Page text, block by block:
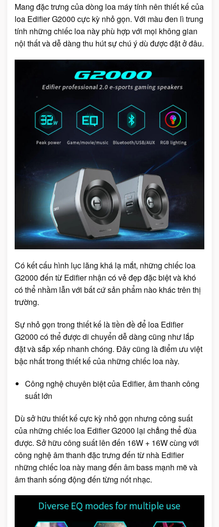
Mang đặc trưng của dòng loa máy tính nên thiết kế của
loa Edifier G2000 cực kỳ nhỏ gọn. Với màu đen lì trung
tính những chiếc loa này phù hợp với mọi không gian
nội thất và dễ dàng thu hút sự chú ý dù được đặt ở đâu.
Có kết cấu hình lục lăng khá lạ mắt, những chiếc loa
G2000 đến từ Edifier nhận có vẻ đẹp đặc biệt và khó
có thể nhầm lẫn với bất cứ sản phẩm nào khác trên thị
trường.
Sự nhỏ gọn trong thiết kế là tiền đề để loa Edifier
G2000 có thể được di chuyển dễ dàng cũng như lắp
đặt và sắp xếp nhanh chóng. Đây cũng là điểm ưu việt
bậc nhất trong thiết kế của những chiếc loa này.
Công nghệ chuyên biệt của Edifier, âm thanh công
suất lớn
Dù sở hữu thiết kế cực kỳ nhỏ gọn nhưng công suất
của những chiếc loa Edifier G2000 lại chẳng thể đùa
được. Sở hữu công suất lên đến 16W + 16W cùng với
công nghệ âm thanh đặc trưng đến từ nhà Edifier
những chiếc loa này mang đến âm bass mạnh mẽ và
âm thanh sống động đến từng nốt nhạc.